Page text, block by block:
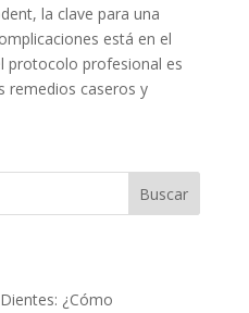
la clave para una
está en el
protocolo profesional es
remedios caseros y
Buscar
¿Cómo